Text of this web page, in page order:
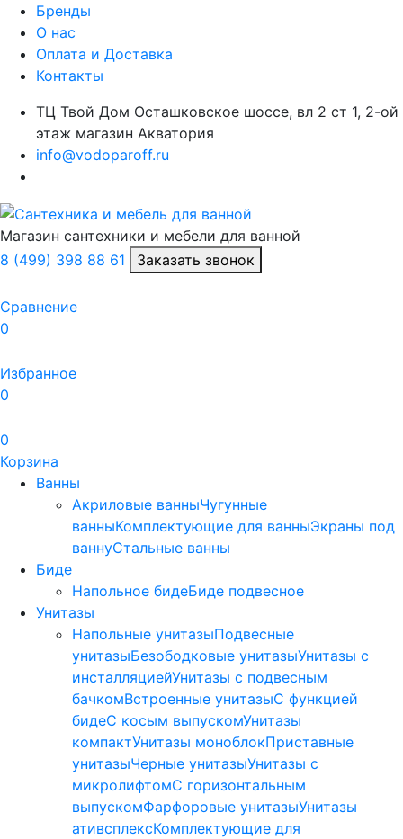
Бренды
О нас
Оплата и Доставка
Контакты
ТЦ Твой Дом Осташковское шоссе, вл 2 ст 1, 2-ой
этаж магазин Акватория
info@vodoparoff.ru
Магазин сантехники и мебели для ванной
8 (499) 398 88 61
Заказать звонок
Сравнение
0
Избранное
0
0
Корзина
Ванны
Акриловые ванныЧугунные
ванныКомплектующие для ванныЭкраны под
ваннуСтальные ванны
Биде
Напольное бидеБиде пoдвеснoе
Унитазы
Напольные унитазыПодвесные
унитазыБезободковые унитазыУнитазы с
инсталляциейУнитазы с подвесным
бачкомВстроенные унитазыС функцией
бидеС косым выпускомУнитазы
компактУнитазы моноблокПриставные
унитазыЧерные унитазыУнитазы с
микролифтомC горизонтальным
выпускомФарфоровые унитазыУнитазы
ативсплексКомплектующие для